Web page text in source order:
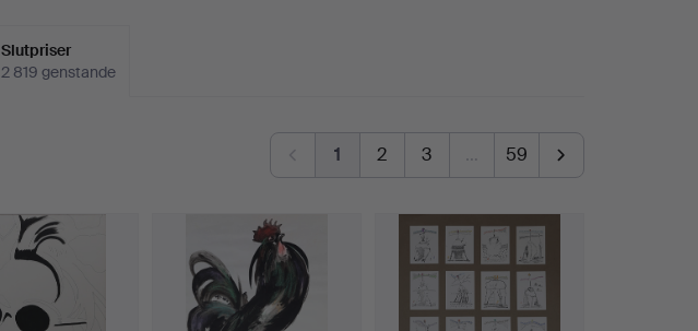
Slutpriser
2 819 genstande
1 2 3 … 59